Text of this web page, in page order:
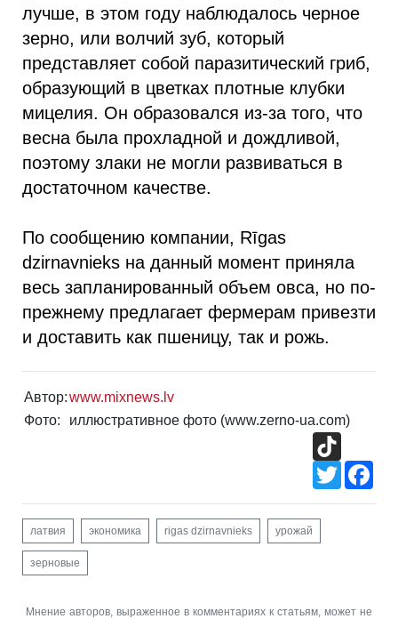
лучше, в этом году наблюдалось черное
зерно, или волчий зуб, который
представляет собой паразитический гриб,
образующий в цветках плотные клубки
мицелия. Он образовался из-за того, что
весна была прохладной и дождливой,
поэтому злаки не могли развиваться в
достаточном качестве.
По сообщению компании, Rīgas
dzirnavnieks на данный момент приняла
весь запланированный объем овса, но по-
прежнему предлагает фермерам привезти
и доставить как пшеницу, так и рожь.
Автор:www.mixnews.lv
Фото:
иллюстративное фото (www.zerno-ua.com)
Twitter
латвия экономика rigas dzirnavnieks урожай
зерновые
Мнение авторов, выраженное в комментариях к статьям, может не